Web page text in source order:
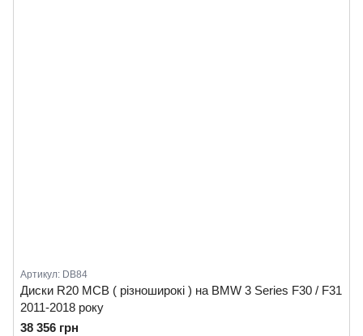
Артикул: DB84
Диски R20 MCB ( різноширокі ) на BMW 3 Series F30 / F31
2011-2018 року
38 356 грн